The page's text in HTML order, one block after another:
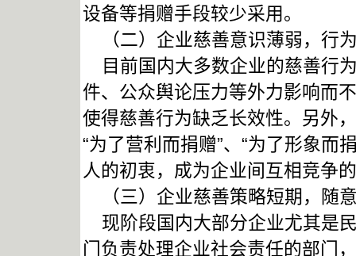
设备等捐赠手段较少采用。
（二）企业慈善意识薄弱，行
目前国内大多数企业的慈善行
件、公众舆论压力等外力影响而
使得慈善行为缺乏长效性。另外
“为了营利而捐赠”、“为了形象而
人的初衷，成为企业间互相竞争
（三）企业慈善策略短期，随
现阶段国内大部分企业尤其是
门负责处理企业社会责任的部门